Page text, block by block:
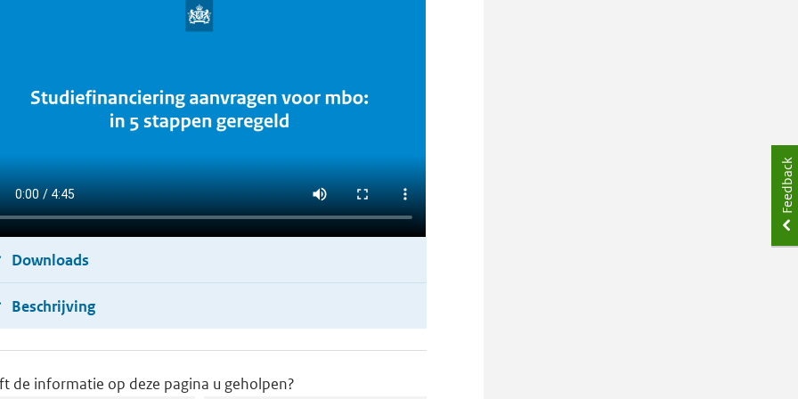
Downloads
Beschrijving
de informatie op deze pagina u geholpen?
Feedback